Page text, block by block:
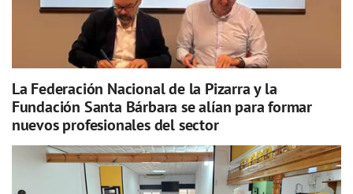
La Federación Nacional de la Pizarra y la
Fundación Santa Bárbara se alían para formar
nuevos profesionales del sector